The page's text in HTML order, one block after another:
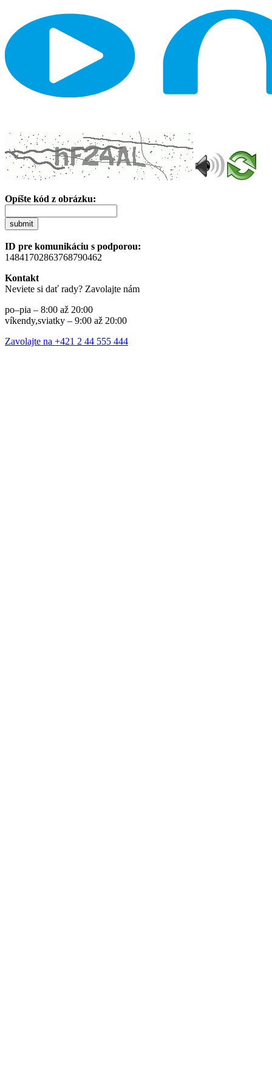
Opíšte kód z obrázku:
submit
ID pre komunikáciu s podporou:
14841702863768790462
Kontakt
Neviete si dať rady? Zavolajte nám
po–pia – 8:00 až 20:00
víkendy,sviatky – 9:00 až 20:00
Zavolajte na +421 2 44 555 444